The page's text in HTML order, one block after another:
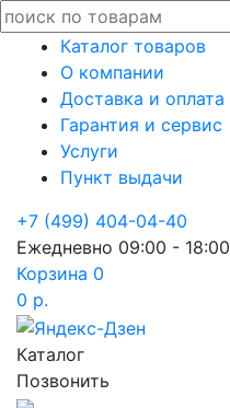
Каталог товаров
О компании
Доставка и оплата
Гарантия и сервис
Услуги
Пункт выдачи
+7 (499) 404-04-40
Ежедневно 09:00 - 18:00
Корзина 0
0 р.
Каталог
Позвонить